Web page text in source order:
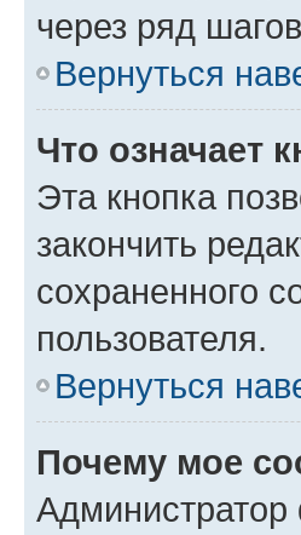
через ряд
Вернуться
Что означает
Эта кнопка
закончить
сохраненного
пользователя.
Вернуться
Почему мое